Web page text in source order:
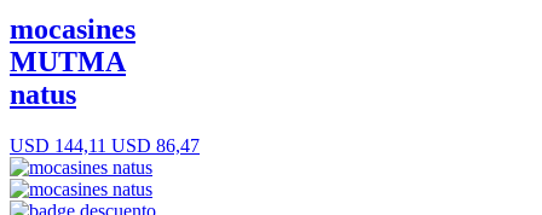
mocasines
MUTMA
natus
USD 144,11 USD 86,47